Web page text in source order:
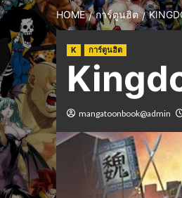
HOME การ์ตูนฮิต
K การ์ตูนฮิต
mangatoonbook@admin